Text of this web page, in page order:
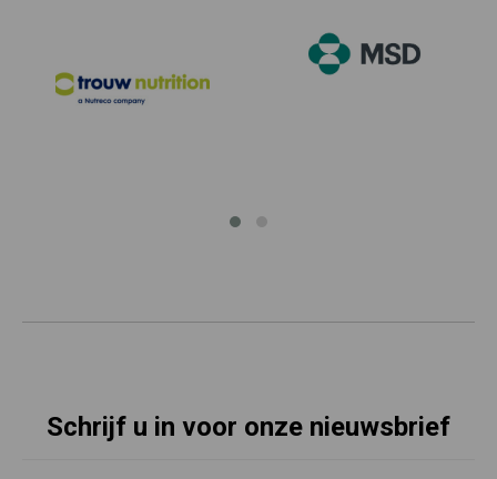
Schrijf u in voor onze nieuwsbrief